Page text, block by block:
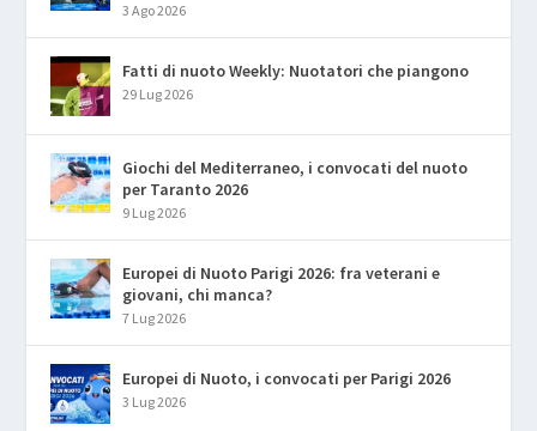
3 Ago 2026
Fatti di nuoto Weekly: Nuotatori che piangono
29 Lug 2026
Giochi del Mediterraneo, i convocati del nuoto
per Taranto 2026
9 Lug 2026
Europei di Nuoto Parigi 2026: fra veterani e
giovani, chi manca?
7 Lug 2026
Europei di Nuoto, i convocati per Parigi 2026
3 Lug 2026